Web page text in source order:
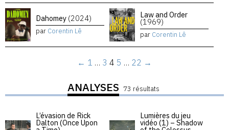
Dahomey (2024)
par Corentin Lê
Law and Order
(1969)
par Corentin Lê
← 1 … 3 4 5 … 22 →
ANALYSES 73 résultats
L’évasion de Rick
Dalton (Once Upon
Lumières du jeu
vidéo (1) – Shadow